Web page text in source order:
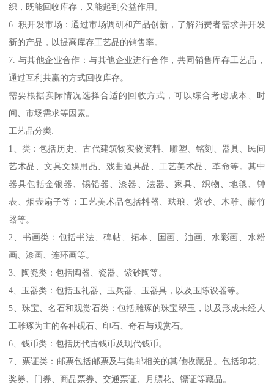
织，既能回收库存，又能起到公益作用。
6. 积开发市场：通过市场调研和产品创新，了解消费者需求并开发
新的产品，以提高库存工艺品的销售率。
7. 与其他企业合作：与其他企业进行合作，共同销售库存工艺品，
通过互利共赢的方式回收库存。
需要根据实际情况选择合适的回收方式，可以综合考虑成本、时
间、市场需求等因素。
工艺品分类:
1、类：包括历史、古代建筑物实物资料、雕塑、铭刻、器具、民间
艺术品、文具文娱用品、戏曲道具品、工艺美术品、革命等。其中
器具包括金银器、锡铅器、漆器、法器、家具、织物、地毯、钟
表、烟壶扇子等；工艺美术品包括料器、珐琅、紫砂、木雕、藤竹
器等。
2、书画类：包括书法、碑帖、拓本、国画、油画、水彩画、水粉
画、漆画、连环画等。
3、陶瓷类：包括陶器、瓷器、紫砂陶等。
4、玉器类：包括玉礼器、玉兵器、玉器具，以及玉陈设器等。
5、珠宝、名石和观赏石类：包括雕琢的珠宝翠玉，以及形成未经人
工雕琢为主的各种砚石、印石、奇石与观赏石。
6、钱币类：包括历代古钱币及现代钱币。
7、票证类：邮票包括邮票及与集邮相关的其他收藏品。包括印花、
奖券、门券、商品票券、交通票证、月膘花、镖证等藏品。